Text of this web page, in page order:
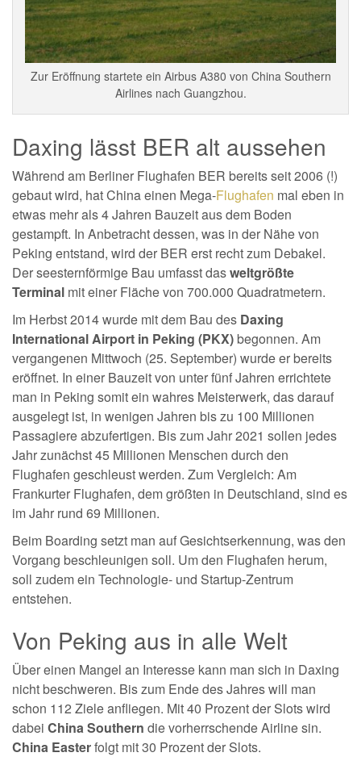
Zur Eröffnung startete ein Airbus A380 von China Southern
Airlines nach Guangzhou.
Daxing lässt BER alt aussehen
Während am Berliner Flughafen BER bereits seit 2006 (!)
gebaut wird, hat China einen Mega-Flughafen mal eben in
etwas mehr als 4 Jahren Bauzeit aus dem Boden
gestampft. In Anbetracht dessen, was in der Nähe von
Peking entstand, wird der BER erst recht zum Debakel.
Der seesternförmige Bau umfasst dasweltgrößte
Terminal mit einer Fläche von 700.000 Quadratmetern.
Im Herbst 2014 wurde mit dem Bau des Daxing
International Airport in Peking (PKX)begonnen. Am
vergangenen Mittwoch (25. September) wurde er bereits
eröffnet. In einer Bauzeit von unter fünf Jahren errichtete
man in Peking somit ein wahres Meisterwerk, das darauf
ausgelegt ist, in wenigen Jahren bis zu 100 Millionen
Passagiere abzufertigen. Bis zum Jahr 2021 sollen jedes
Jahr zunächst 45 Millionen Menschen durch den
Flughafen geschleust werden. Zum Vergleich: Am
Frankurter Flughafen, dem größten in Deutschland, sind es
im Jahr rund 69 Millionen.
Beim Boarding setzt man auf Gesichtserkennung, was den
Vorgang beschleunigen soll. Um den Flughafen herum,
soll zudem ein Technologie- und Startup-Zentrum
entstehen.
Von Peking aus in alle Welt
Über einen Mangel an Interesse kann man sich in Daxing
nicht beschweren. Bis zum Ende des Jahres will man
schon 112 Ziele anfliegen. Mit 40 Prozent der Slots wird
dabei China Southern die vorherrschende Airline sin.
China Easterfolgt mit 30 Prozent der Slots.